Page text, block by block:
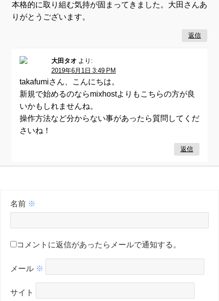
本格的に取り組む気持が固まってきました。大田さんあ
りがとうございます。
返信
大田タオ より:
2019年6月1日 3:49 PM
takafumiさん、こんにちは。
新規で始めるのならmixhostよりもこちらの方が良
いかもしれませんね。
操作方法など分からない事があったら質問してくだ
さいね！
返信
名前 ※
メール ※
サイト
コメントに返信があったらメールで通知する。